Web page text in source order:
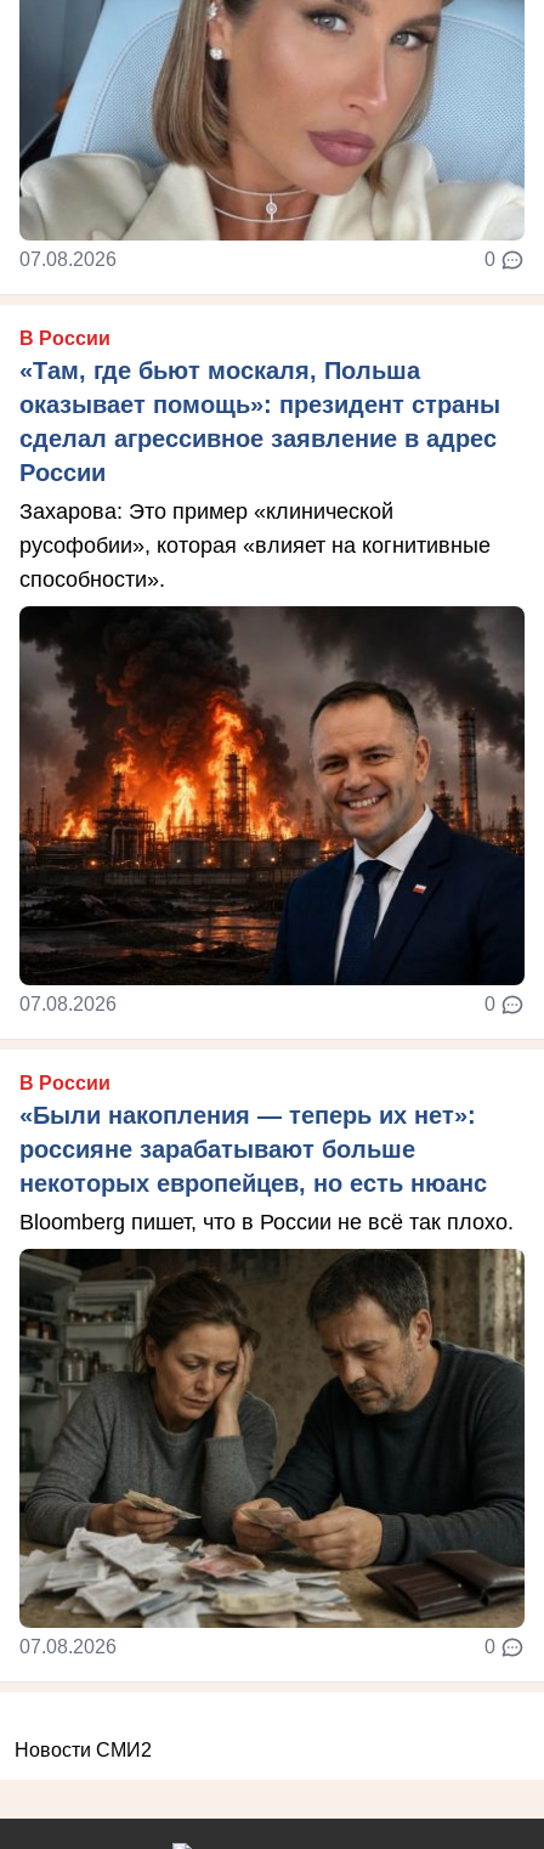
07.08.2026 0
В России
«Там, где бьют москаля, Польша
оказывает помощь»: президент страны
сделал агрессивное заявление в адрес
России
Захарова: Это пример «клинической
русофобии», которая «влияет на когнитивные
способности».
07.08.2026 0
В России
«Были накопления — теперь их нет»:
россияне зарабатывают больше
некоторых европейцев, но есть нюанс
Bloomberg пишет, что в России не всё так плохо.
07.08.2026 0
Новости СМИ2